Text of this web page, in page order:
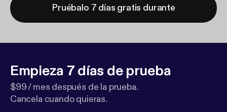
Pruébalo 7 días gratis durante
Empieza 7 días de prueba
$99 / mes después de la prueba.
Cancela cuando quieras.